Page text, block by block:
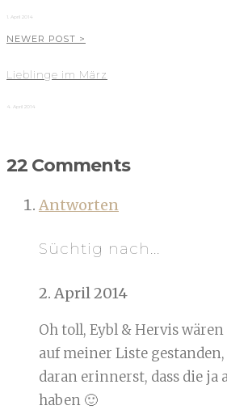
1. April 2014
NEWER POST >
Lieblinge im März
4. April 2014
22 Comments
Antworten
Süchtig nach...
2. April 2014
Oh toll, Eybl & Hervis
auf meiner Liste
daran erinnerst, dass die ja
haben 🙂